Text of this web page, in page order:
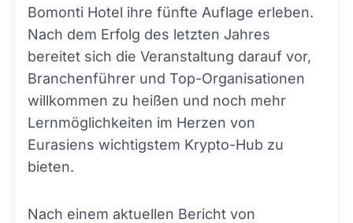
Bomonti Hotel ihre fünfte Auflage erleben.
Nach dem Erfolg des letzten Jahres
bereitet sich die Veranstaltung darauf vor,
Branchenführer und Top-Organisationen
willkommen zu heißen und noch mehr
Lernmöglichkeiten im Herzen von
Eurasiens wichtigstem Krypto-Hub zu
bieten.
Nach einem aktuellen Bericht von